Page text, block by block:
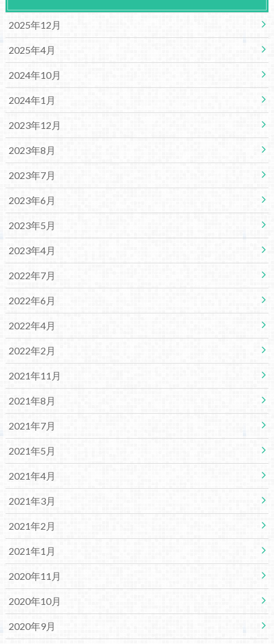
2025年12月
2025年4月
2024年10月
2024年1月
2023年12月
2023年8月
2023年7月
2023年6月
2023年5月
2023年4月
2022年7月
2022年6月
2022年4月
2022年2月
2021年11月
2021年8月
2021年7月
2021年5月
2021年4月
2021年3月
2021年2月
2021年1月
2020年11月
2020年10月
2020年9月